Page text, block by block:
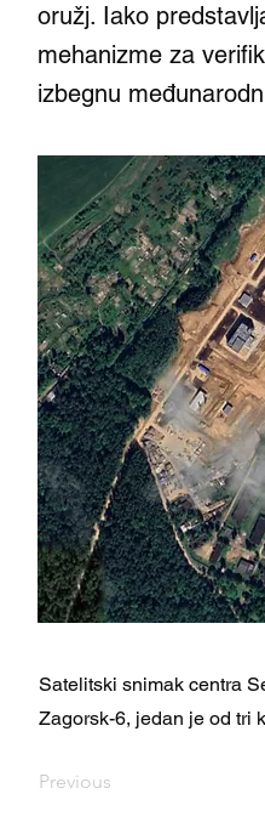
oružj. Iako
mehanizme za
izbegnu
Satelitski snimak centra
Zagorsk-6, jedan je od tri
Previous